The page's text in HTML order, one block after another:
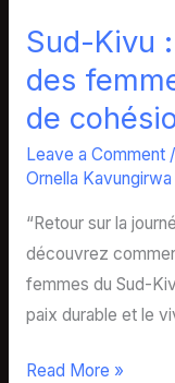
Sud-Kivu
des
de
Leave a Comment /
Ornella Kavungirwa
“Retour sur la
découvrez
femmes du Sud-
paix durable et le
sociale
Read More »